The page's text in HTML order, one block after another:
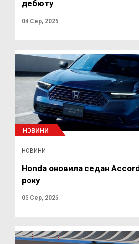
дебюту
04 Сер, 2026
НОВИНИ
НОВИНИ
Honda оновила седан
року
03 Сер, 2026